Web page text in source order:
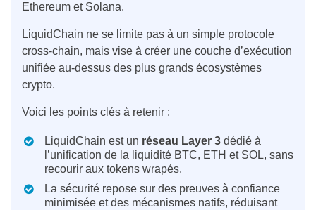
Ethereum et Solana.
LiquidChain ne se limite pas à un simple protocole
cross-chain, mais vise à créer une couche d’exécution
unifiée au-dessus des plus grands écosystèmes
crypto.
Voici les points clés à retenir :
LiquidChain est un réseau Layer 3 dédié à
l’unification de la liquidité BTC, ETH et SOL, sans
recourir aux tokens wrapés.
La sécurité repose sur des preuves à confiance
minimisée et des mécanismes natifs, réduisant